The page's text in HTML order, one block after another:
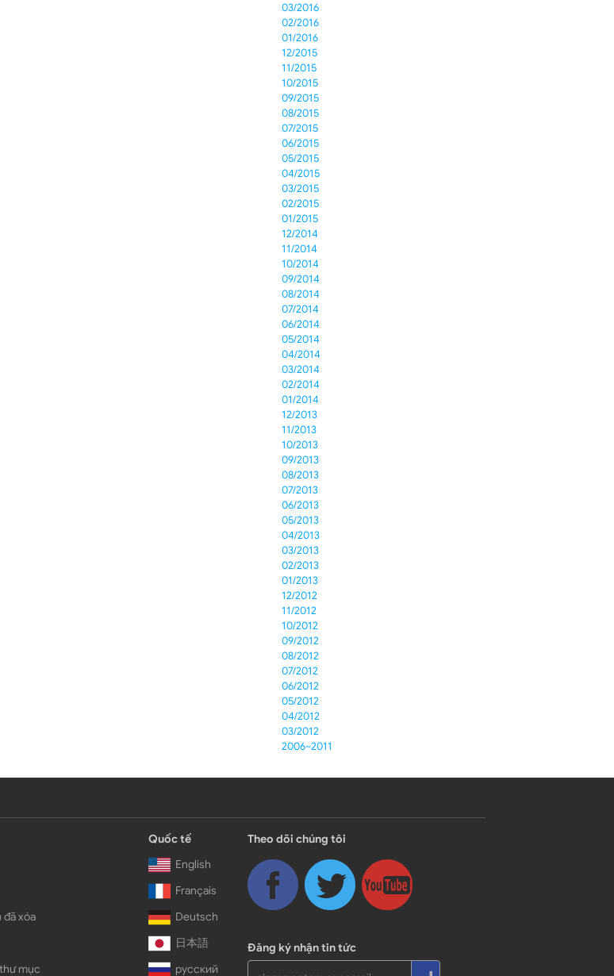
03/2016
02/2016
01/2016
12/2015
11/2015
10/2015
09/2015
08/2015
07/2015
06/2015
05/2015
04/2015
03/2015
02/2015
01/2015
12/2014
11/2014
10/2014
09/2014
08/2014
07/2014
06/2014
05/2014
04/2014
03/2014
02/2014
01/2014
12/2013
11/2013
10/2013
09/2013
08/2013
07/2013
06/2013
05/2013
04/2013
03/2013
02/2013
01/2013
12/2012
11/2012
10/2012
09/2012
08/2012
07/2012
06/2012
05/2012
04/2012
03/2012
2006~2011
xóa
mục
Quốc tế
English
Français
Deutsch
日本語
русский
Theo dõi chúng tôi
Đăng ký nhận tin tức